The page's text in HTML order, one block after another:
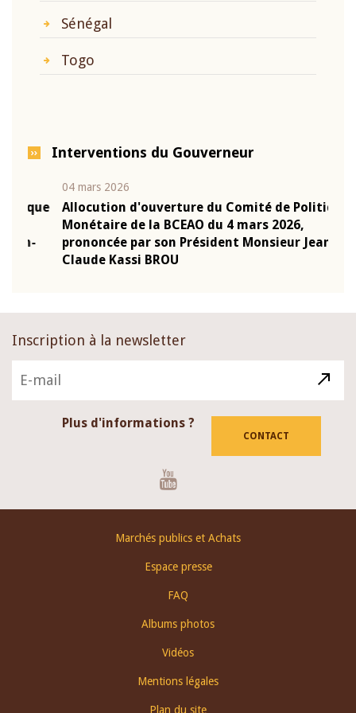
Sénégal
Togo
Interventions du Gouverneur
04 mars 2026
Allocution d'ouverture du Comité de Politique
Monétaire de la BCEAO du 4 mars 2026,
prononcée par son Président Monsieur Jean-
Claude Kassi BROU
Inscription à la newsletter
Plus d'informations ?
CONTACT
Marchés publics et Achats
Espace presse
FAQ
Albums photos
Vidéos
Mentions légales
Plan du site